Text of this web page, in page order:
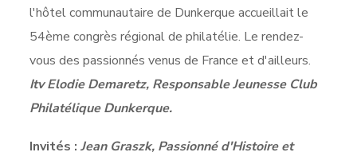
l'hôtel communautaire de Dunkerque accueillait le
54ème congrès régional de philatélie. Le rendez-
vous des passionnés venus de France et d'ailleurs.
Itv Elodie Demaretz, Responsable Jeunesse Club
Philatélique Dunkerque.
Invités : Jean Graszk, Passionné d'Histoire et